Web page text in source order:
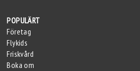
POPULÄRT
Företag
Flykids
Friskvård
Boka om